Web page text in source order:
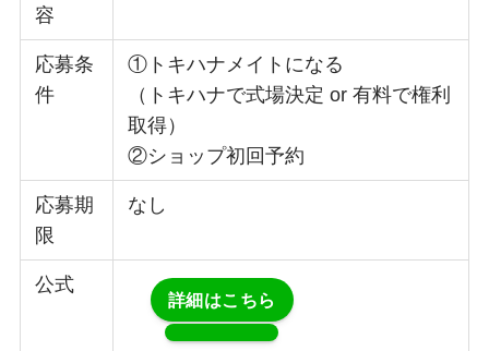
容
応募条
件
①トキハナメイトになる
（トキハナで式場決定 or 有料で権利
取得）
②ショップ初回予約
応募期
限
なし
公式
詳細はこちら